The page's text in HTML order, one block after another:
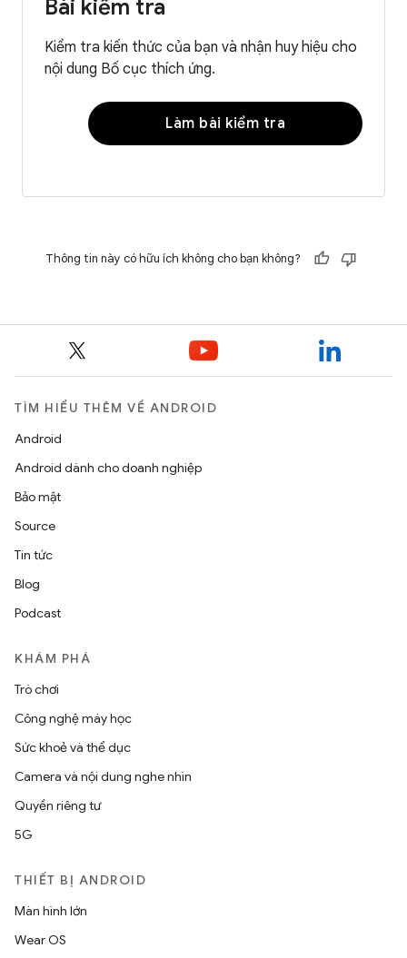
Bài kiểm tra
Kiểm tra kiến thức của bạn và nhận huy hiệu cho
nội dung Bố cục thích ứng.
Làm bài kiểm tra
Thông tin này có hữu ích không cho bạn không?
TÌM HIỂU THÊM VỀ ANDROID
Android
Android dành cho doanh nghiệp
Bảo mật
Source
Tin tức
Blog
Podcast
KHÁM PHÁ
Trò chơi
Công nghệ máy học
Sức khoẻ và thể dục
Camera và nội dung nghe nhìn
Quyền riêng tư
5G
THIẾT BỊ ANDROID
Màn hình lớn
Wear OS